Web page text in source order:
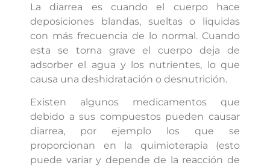
La diarrea es cuando el cuerpo hace
deposiciones blandas, sueltas o liquidas
con más frecuencia de lo normal. Cuando
esta se torna grave el cuerpo deja de
adsorber el agua y los nutrientes, lo que
causa una deshidratación o desnutrición.
Existen algunos medicamentos que
debido a sus compuestos pueden causar
diarrea, por ejemplo los que se
proporcionan en la quimioterapia (esto
puede variar y depende de la reacción de